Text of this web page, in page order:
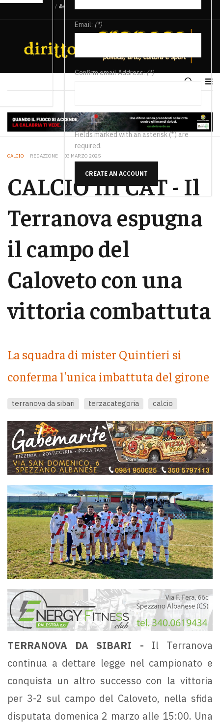
/
Email: (*)
Confirm email Address:(*)
Fields marked with an asterisk (*) are
required.
CREATE AN ACCOUNT
CALCIO REDAZIONE 03 MARZO 2025
CALCIO III CAT - Il
Terranova espugna
il campo del
Caloveto con una
vittoria combattuta
La squadra di mister Quintieri si
conferma l'unica imbattuta del girone
terranova da sibari terzacategoria calcio
TERRANOVA DA SIBARI - Il Terranova
continua a dettare legge nel campionato e
conquista un altro successo con la vittoria
per 3-2 sul campo del Caloveto, nella sfida
disputata domenica 2 marzo alle 15:00. Una